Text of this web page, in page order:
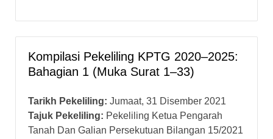
Kompilasi Pekeliling KPTG 2020–2025:
Bahagian 1 (Muka Surat 1–33)
Tarikh Pekeliling: Jumaat, 31 Disember 2021
Tajuk Pekeliling: Pekeliling Ketua Pengarah
Tanah Dan Galian Persekutuan Bilangan 15/2021